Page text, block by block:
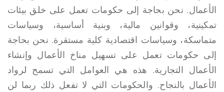
الأعمال. نحن بحاجة إلى حكومات تعمل على خلق بيئات
تمكينية، وقوانين مالية، وبنية أساسية، وسياسات
متماسكة، وسياسات اقتصادية كلية مستقرة. نحن بحاجة
إلى حكومات تعمل على تسهيل مناخ الأعمال وإنشاء
الأعمال التجارية. هذه هي العوامل التي تسمح لرواد
الأعمال بالنجاح. والحكومات التي لا تفعل ذلك ربما لن